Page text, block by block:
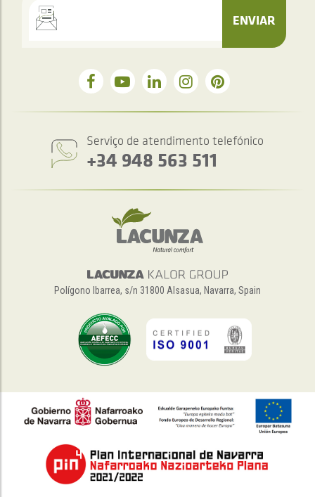
ENVIAR
Serviço de atendimento telefónico
+34 948 563 511
Polígono Ibarrea, s/n 31800 Alsasua, Navarra, Spain